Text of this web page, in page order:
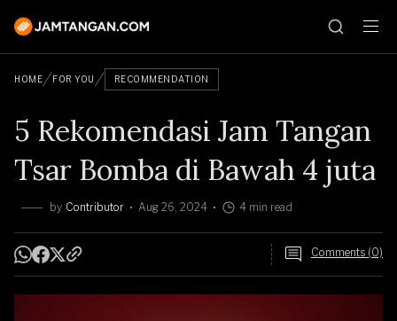
HOME FOR YOU RECOMMENDATION
5 Rekomendasi Jam Tangan
Tsar Bomba di Bawah 4 juta
by Contributor Aug 26, 2024 4 min read
Comments (0)